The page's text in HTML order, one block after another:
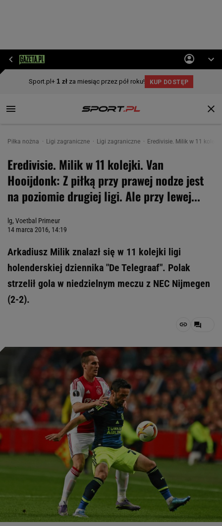
Piłka nożna Ligi zagraniczne Ligi zagraniczne Eredivisie. Milik w 11
Eredivisie. Milik w 11 kolejki. Van
Hooijdonk: Z piłką przy prawej nodze jest
na poziomie drugiej ligi. Ale przy lewej...
lg, Voetbal Primeur
14 marca 2016, 14:19
Arkadiusz Milik znalazł się w 11 kolejki ligi
holenderskiej dziennika "De Telegraaf". Polak
strzelił gola w niedzielnym meczu z NEC Nijmegen
(2-2).